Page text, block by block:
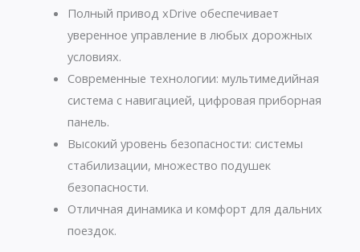
Полный привод xDrive обеспечивает
уверенное управление в любых дорожных
условиях.
Современные технологии: мультимедийная
система с навигацией, цифровая приборная
панель.
Высокий уровень безопасности: системы
стабилизации, множество подушек
безопасности.
Отличная динамика и комфорт для дальних
поездок.